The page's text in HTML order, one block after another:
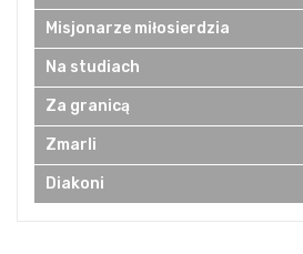
Misjonarze miłosierdzia
Na studiach
Za granicą
Zmarli
Diakoni